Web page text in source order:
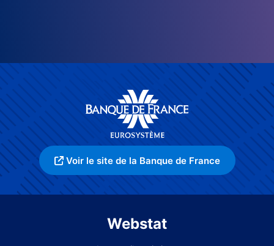
Voir le site de la Banque de France
Webstat